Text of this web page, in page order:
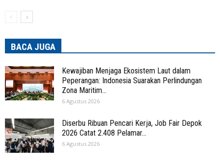
BACA JUGA
Kewajiban Menjaga Ekosistem Laut dalam
Peperangan: Indonesia Suarakan Perlindungan
Zona Maritim...
6 Agustus 2026
Diserbu Ribuan Pencari Kerja, Job Fair Depok
2026 Catat 2.408 Pelamar...
6 Agustus 2026